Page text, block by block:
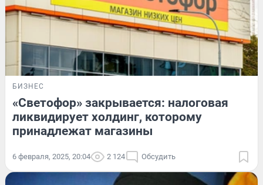
БИЗНЕС
«Светофор» закрывается: налоговая
ликвидирует холдинг, которому
принадлежат магазины
6 февраля, 2025, 20:04 2 124 Обсудить